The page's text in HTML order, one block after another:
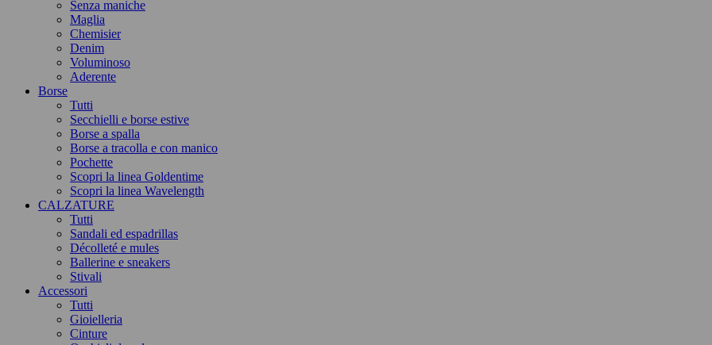
Senza maniche
Maglia
Chemisier
Denim
Voluminoso
Aderente
Borse
Tutti
Secchielli e borse estive
Borse a spalla
Borse a tracolla e con manico
Pochette
Scopri la linea Goldentime
Scopri la linea Wavelength
CALZATURE
Tutti
Sandali ed espadrillas
Décolleté e mules
Ballerine e sneakers
Stivali
Accessori
Tutti
Gioielleria
Cinture